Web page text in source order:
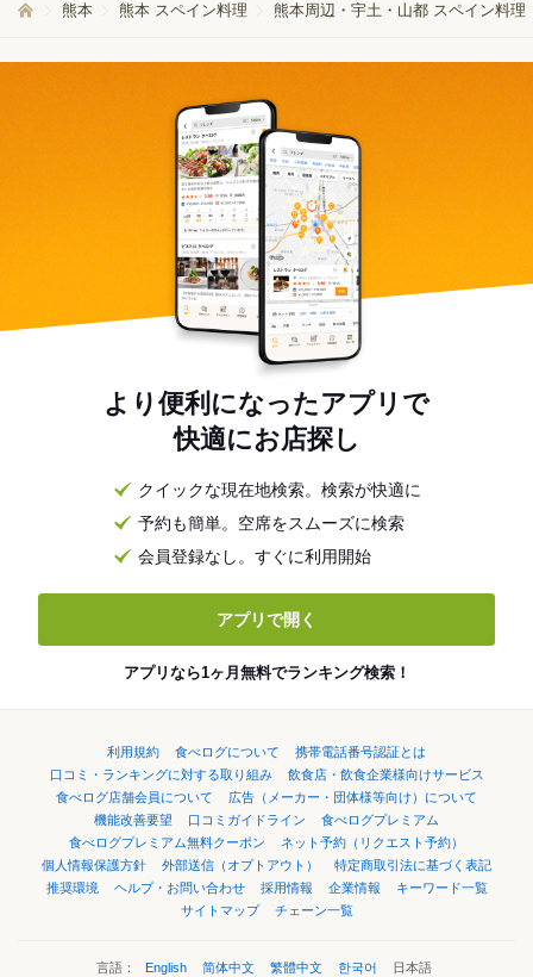
熊本 熊本 スペイン料理 熊本周辺・宇土・山都 スペイン料理
より便利になったアプリで
快適にお店探し
クイックな現在地検索。検索が快適に
予約も簡単。空席をスムーズに検索
会員登録なし。すぐに利用開始
アプリで開く
アプリなら1ヶ月無料でランキング検索！
利用規約 食べログについて
携帯電話番号認証とは
口コミ・ランキングに対する取り組み
飲食店・飲食企業様向けサービス
食べログ店舗会員について
広告（メーカー・団体様等向け）について
機能改善要望
口コミガイドライン
食べログプレミアム
食べログプレミアム無料クーポン
ネット予約（リクエスト予約）
個人情報保護方針
外部送信（オプトアウト）
特定商取引法に基づく表記
推奨環境
ヘルプ・お問い合わせ 採用情報 企業情報
キーワード一覧
サイトマップ
チェーン一覧
言語： English 简体中文 繁體中文 한국어 日本語